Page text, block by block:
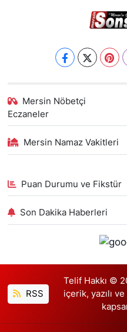
Mersin Nöbetçi
Eczaneler
Mersin Namaz Vakitleri
Puan Durumu ve Fikstür
Son Dakika Haberleri
RSS
Telif Hakkı ©
içerik, yazılı